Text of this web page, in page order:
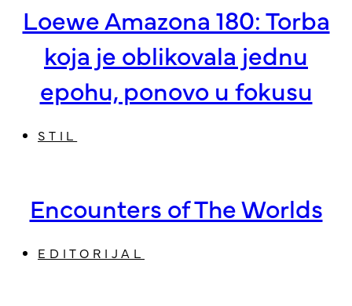
Loewe Amazona 180: Torba
koja je oblikovala jednu
epohu, ponovo u fokusu
STIL
Encounters of The Worlds
EDITORIJAL